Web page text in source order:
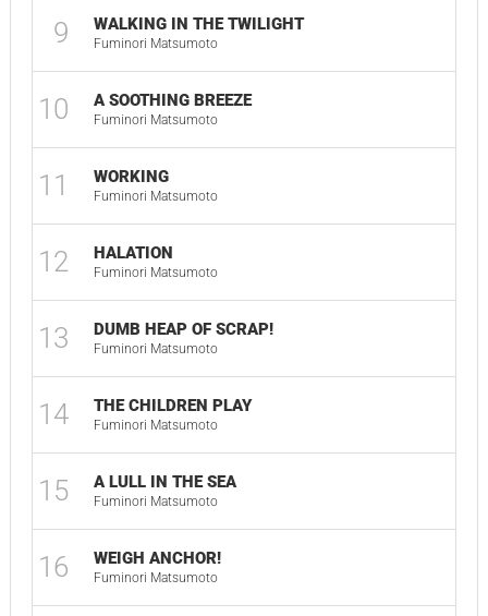
9 WALKING IN THE TWILIGHT
Fuminori Matsumoto
10 A SOOTHING BREEZE
Fuminori Matsumoto
11 WORKING
Fuminori Matsumoto
12 HALATION
Fuminori Matsumoto
13 DUMB HEAP OF SCRAP!
Fuminori Matsumoto
14 THE CHILDREN PLAY
Fuminori Matsumoto
15 A LULL IN THE SEA
Fuminori Matsumoto
16 WEIGH ANCHOR!
Fuminori Matsumoto